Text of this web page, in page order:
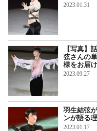
2023.01.31
【写真】
弦さんの
様をお届け
2023.09.27
羽生結弦
ンが語る
2023.01.17